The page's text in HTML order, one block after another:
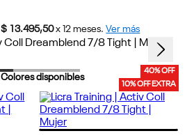
$ 13.495,50 x 12 meses. Ver más
40% OFF
10% OFF EXTRA
disponibles